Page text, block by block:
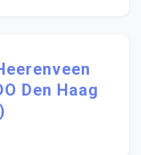
Den Haag